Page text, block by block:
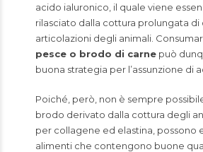
acido ialuronico, il quale viene
rilasciato dalla cottura prolungata di
articolazioni degli animali.
pesce o brodo di carne può
buona strategia per l’assunzione di
Poiché, però, non è sempre
brodo derivato dalla cottura degli
per collagene ed elastina, possono
alimenti che contengono buone